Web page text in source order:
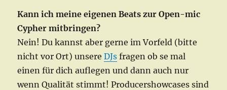
Kann ich meine eigenen Beats zur Open-mic
Cypher mitbringen?
Nein! Du kannst aber gerne im Vorfeld (bitte
nicht vor Ort) unsereDJs fragen ob se mal
einen für dich auflegen und dann auch nur
wenn Qualität stimmt! Producershowcases sind